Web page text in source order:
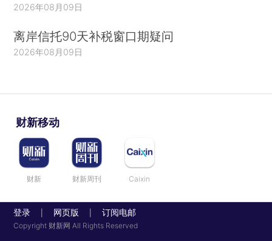
2026年08月09日
离岸信托90天补税窗口期疑问
2026年08月09日
财新移动
财新 财新周刊 Caixin
登录 网页版 订阅电邮
Copyright 财新网 All Rights Reserved